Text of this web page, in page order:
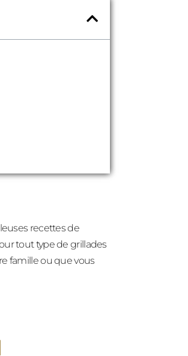
recettes de
tout type de grillades
famille ou que vous